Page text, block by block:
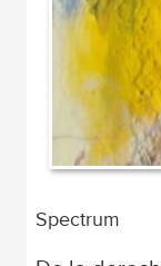
Spectrum